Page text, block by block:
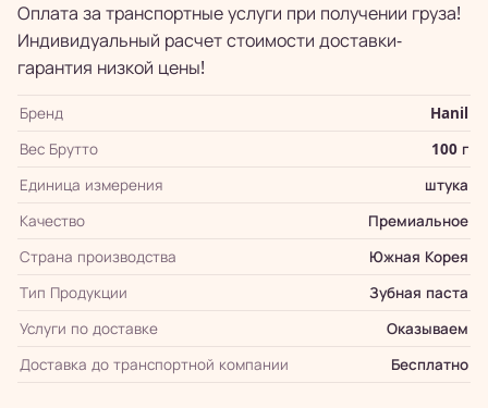
Оплата за транспортные услуги при получении груза!
Индивидуальный расчет стоимости доставки-
гарантия низкой цены!
Бренд
Hanil
Вес Брутто
100 г
Единица измерения
штука
Качество
Премиальное
Страна производства
Южная Корея
Тип Продукции
Зубная паста
Услуги по доставке
Оказываем
Доставка до транспортной компании
Бесплатно